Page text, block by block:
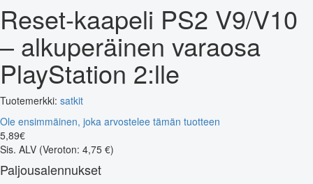
Reset-kaapeli PS2 V9/V10
– alkuperäinen varaosa
PlayStation 2:lle
Tuotemerkki: satkit
Ole ensimmäinen, joka arvostelee tämän tuotteen
5,89€
Sis. ALV (Veroton: 4,75 €)
Paljousalennukset